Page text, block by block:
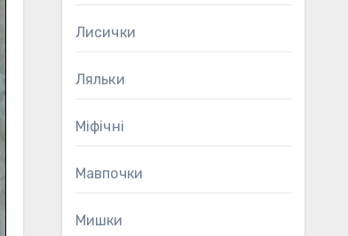
Лисички
Ляльки
Міфічні
Мавпочки
Мишки